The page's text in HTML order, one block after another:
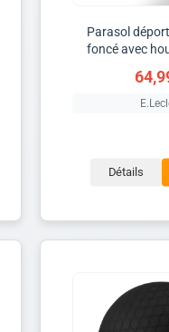
Parasol
foncé avec
Détails